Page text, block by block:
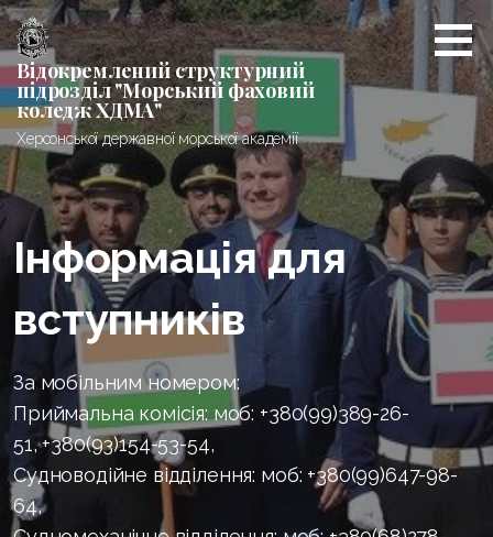
Перейти
до
вмісту
Відокремлений структурний
підрозділ "Морський фаховий
коледж ХДМА"
Херсонської державної морської академії
Інформація для
вступників
За мобільним номером:
Приймальна комісія: моб: +380(99)389-26-
51, +380(93)154-53-54,
Судноводійне відділення: моб: +380(99)647-98-
64,